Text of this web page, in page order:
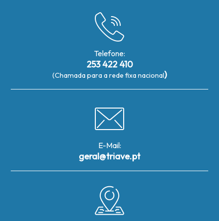
Telefone:
253 422 410
(Chamada para a rede fixa nacional)
E-Mail:
geral@triave.pt